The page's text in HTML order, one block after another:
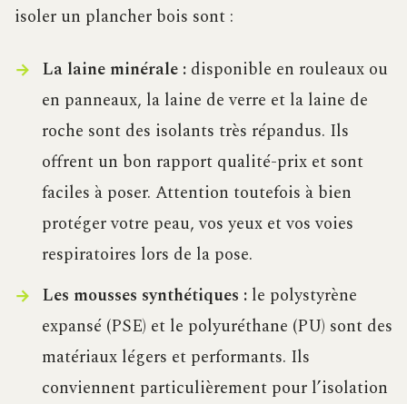
isoler un plancher bois sont :
La laine minérale :disponible en rouleaux ou
en panneaux, la laine de verre et la laine de
roche sont des isolants très répandus. Ils
offrent un bon rapport qualité-prix et sont
faciles à poser. Attention toutefois à bien
protéger votre peau, vos yeux et vos voies
respiratoires lors de la pose.
Les mousses synthétiques :le polystyrène
expansé (PSE) et le polyuréthane (PU) sont des
matériaux légers et performants. Ils
conviennent particulièrement pour l’isolation